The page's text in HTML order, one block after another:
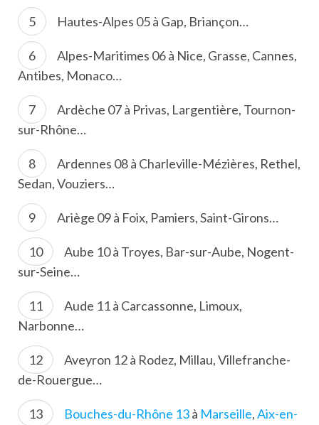
Hautes-Alpes 05 à Gap, Briançon…
Alpes-Maritimes 06 à Nice, Grasse, Cannes,
Antibes, Monaco…
Ardèche 07 à Privas, Largentière, Tournon-
sur-Rhône…
Ardennes 08 à Charleville-Mézières, Rethel,
Sedan, Vouziers…
Ariège 09 à Foix, Pamiers, Saint-Girons…
Aube 10 à Troyes, Bar-sur-Aube, Nogent-
sur-Seine…
Aude 11 à Carcassonne, Limoux,
Narbonne…
Aveyron 12 à Rodez, Millau, Villefranche-
de-Rouergue…
Bouches-du-Rhône 13à Marseille,Aix-en-